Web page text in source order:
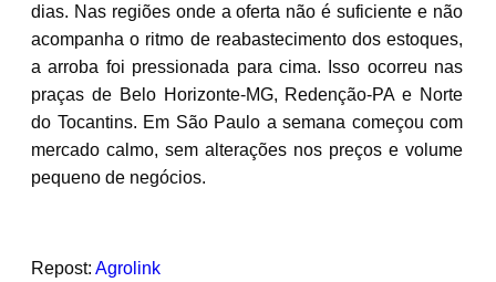
dias. Nas regiões onde a oferta não é suficiente e não
acompanha o ritmo de reabastecimento dos estoques,
a arroba foi pressionada para cima. Isso ocorreu nas
praças de Belo Horizonte-MG, Redenção-PA e Norte
do Tocantins. Em São Paulo a semana começou com
mercado calmo, sem alterações nos preços e volume
pequeno de negócios.
Repost: Agrolink